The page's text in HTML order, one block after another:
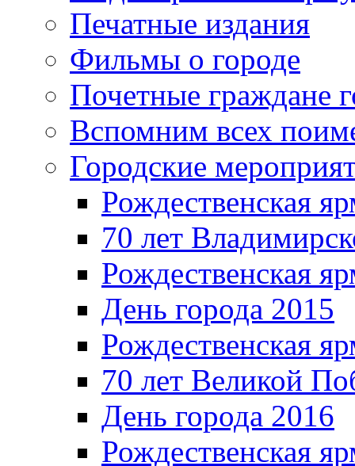
Печатные издания
Фильмы о городе
Почетные граждане
Вспомним всех
Городские
Рождественская
70 лет
Рождественская
День города 2015
Рождественская
70 лет Великой
День города 2016
Рождественская